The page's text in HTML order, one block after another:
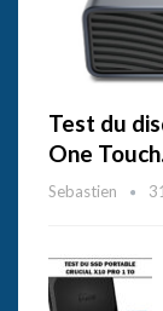
Test du
One
Sebastien